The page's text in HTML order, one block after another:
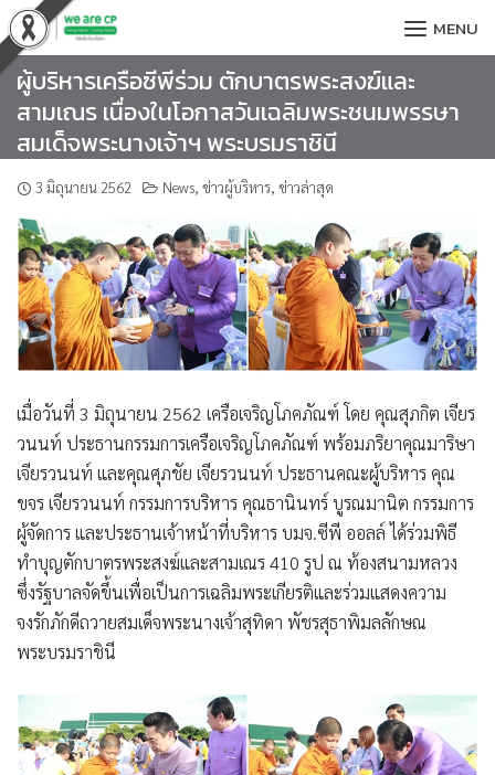
Skip
to
content
MENU
ผู้บริหารเครือซีพีร่วม ตักบาตรพระสงฆ์และ
สามเณร เนื่องในโอกาสวันเฉลิมพระชนมพรรษา
สมเด็จพระนางเจ้าฯ พระบรมราชินี
3 มิถุนายน 2562 News, ข่าวผู้บริหาร, ข่าวล่าสุด
เมื่อวันที่ 3 มิถุนายน 2562 เครือเจริญโภคภัณฑ์ โดย คุณสุภกิต เจียร
วนนท์ ประธานกรรมการเครือเจริญโภคภัณฑ์ พร้อมภริยาคุณมาริษา
เจียรวนนท์ และคุณศุภชัย เจียรวนนท์ ประธานคณะผู้บริหาร คุณ
ขจร เจียรวนนท์ กรรมการบริหาร คุณธานินทร์ บูรณมานิต กรรมการ
ผู้จัดการ และประธานเจ้าหน้าที่บริหาร บมจ.ซีพี ออลล์ได้ร่วมพิธี
ทำบุญตักบาตรพระสงฆ์และสามเณร 410 รูป ณ ท้องสนามหลวง
ซึ่งรัฐบาลจัดขึ้นเพื่อเป็นการเฉลิมพระเกียรติและร่วมแสดงความ
จงรักภักดีถวายสมเด็จพระนางเจ้าสุทิดา พัชรสุธาพิมลลักษณ
พระบรมราชินี